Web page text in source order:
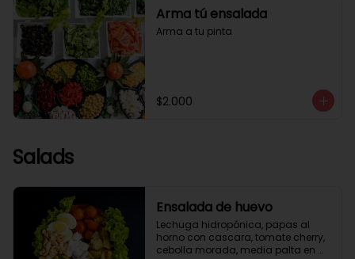
Arma tú ensalada
Arma a tu pinta
$2.000
Salads
Ensalada de huevo
Lechuga hidropónica, papas al
horno con cascara, tomate cherry,
cebolla morada, media palta en